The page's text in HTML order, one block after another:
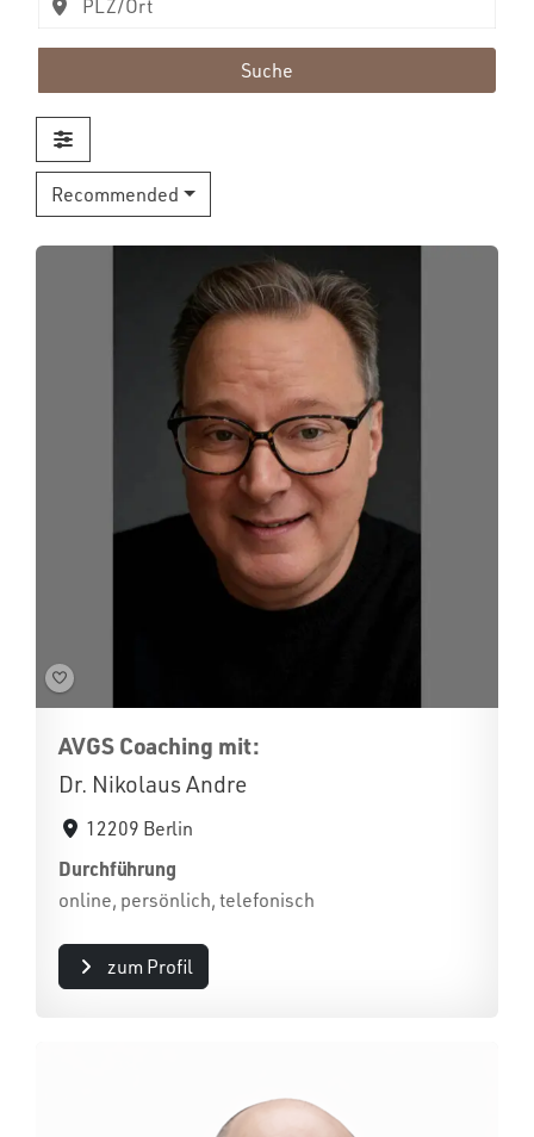
Suche
Recommended
AVGS Coaching mit:
Dr. Nikolaus Andre
12209 Berlin
Durchführung
online, persönlich, telefonisch
zum Profil